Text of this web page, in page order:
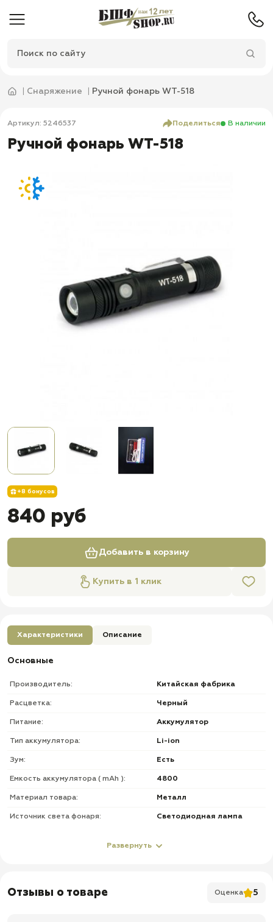
Снаряжение Ручной фонарь WT-518
Артикул: 5246537 Поделиться В наличии
Ручной фонарь WT-518
+8 бонусов
840 руб
Добавить в корзину
Купить в 1 клик
Характеристики Описание
Основные
Производитель: Китайская фабрика
Расцветка: Черный
Питание: Аккумулятор
Тип аккумулятора: Li-ion
Зум: Есть
Емкость аккумулятора ( mAh ): 4800
Материал товара: Металл
Источник света фонаря: Светодиодная лампа
Развернуть
Отзывы о товаре Оценка 5